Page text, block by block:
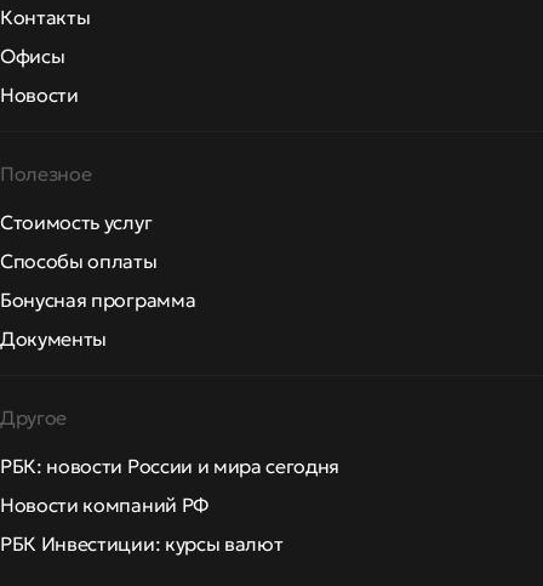
Контакты
Офисы
Новости
Полезное
Стоимость услуг
Способы оплаты
Бонусная программа
Документы
Другое
РБК: новости России и мира сегодня
Новости компаний РФ
РБК Инвестиции: курсы валют